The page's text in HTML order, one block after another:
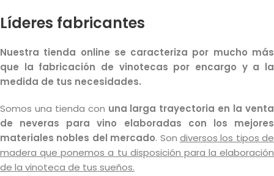
Líderes fabricantes
Nuestra tienda online se caracteriza por mucho más
que la fabricación de vinotecas por encargo y a la
medida de tus necesidades.
Somos una tienda con una larga trayectoria en la venta
de neveras para vino elaboradas con los mejores
materiales nobles del mercado. Son diversos los tipos de
madera que ponemos a tu disposición para la elaboración
de la vinoteca de tus sueños.